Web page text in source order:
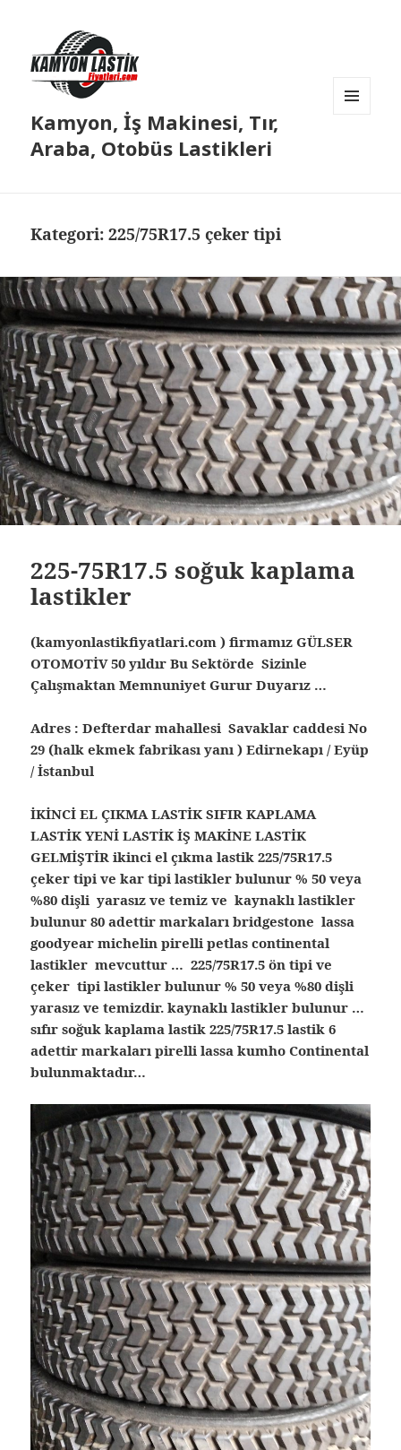
Kamyon, İş Makinesi, Tır,
Araba, Otobüs Lastikleri
Kategori:225/75R17.5 çeker tipi
225-75R17.5 soğuk kaplama
lastikler
(kamyonlastikfiyatlari.com ) firmamız GÜLSER
OTOMOTİV 50 yıldır Bu Sektörde Sizinle
Çalışmaktan Memnuniyet Gurur Duyarız …
Adres : Defterdar mahallesi Savaklar caddesi No
29 (halk ekmek fabrikası yanı ) Edirnekapı / Eyüp
/ İstanbul
İKİNCİ EL ÇIKMA LASTİK SIFIR KAPLAMA
LASTİK YENİ LASTİK İŞ MAKİNE LASTİK
GELMİŞTİR ikinci el çıkma lastik 225/75R17.5
çeker tipi ve kar tipi lastikler bulunur % 50 veya
%80 dişli yarasız ve temiz ve kaynaklı lastikler
bulunur 80 adettir markaları bridgestone lassa
goodyear michelin pirelli petlas continental
lastikler mevcuttur … 225/75R17.5 ön tipi ve
çeker tipi lastikler bulunur % 50 veya %80 dişli
yarasız ve temizdir. kaynaklı lastikler bulunur …
sıfır soğuk kaplama lastik 225/75R17.5 lastik 6
adettir markaları pirelli lassa kumho Continental
bulunmaktadır…